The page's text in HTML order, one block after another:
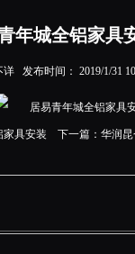
年城全铝家具
详 发布时间： 2019/1/31
家具安装 下一篇： 华润